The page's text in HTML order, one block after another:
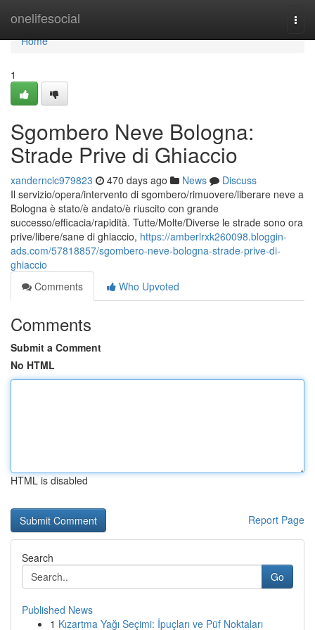
onelifesocial
Home
Home
1
Sgombero Neve Bologna:
Strade Prive di Ghiaccio
xanderncic979823 470 days ago News
Discuss
Il servizio/opera/intervento di sgombero/rimuovere/liberare neve a
Bologna è stato/è andato/è riuscito con grande
successo/efficacia/rapidità. Tutte/Molte/Diverse le strade sono ora
prive/libere/sane di ghiaccio, https://amberlrxk260098.bloggin-
ads.com/57818857/sgombero-neve-bologna-strade-prive-di-
ghiaccio
Comments
Who Upvoted
Comments
Submit a Comment
No HTML
HTML is disabled
Report Page
Search
Go
Published News
1 Kızartma Yağı Seçimi: İpuçları ve Püf Noktaları